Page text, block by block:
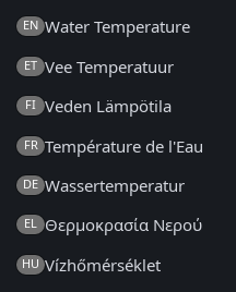
EN Water Temperature
ET Vee Temperatuur
FI Veden Lämpötila
FR Température de l'Eau
DE Wassertemperatur
EL Θερμοκρασία Νερού
HU Vízhőmérséklet